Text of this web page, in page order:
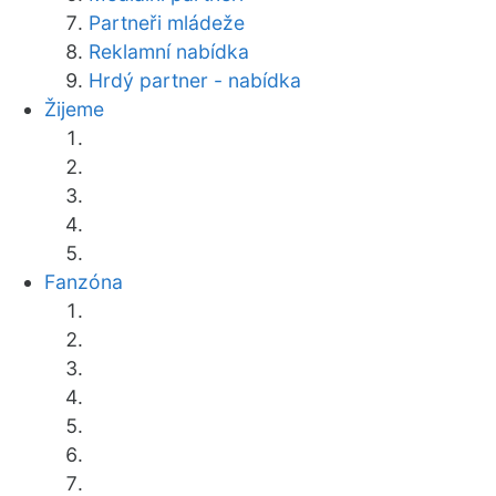
Partneři mládeže
Reklamní nabídka
Hrdý partner - nabídka
Žijeme
Fanzóna